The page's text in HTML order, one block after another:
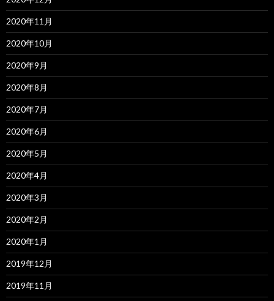
2020年11月
2020年10月
2020年9月
2020年8月
2020年7月
2020年6月
2020年5月
2020年4月
2020年3月
2020年2月
2020年1月
2019年12月
2019年11月